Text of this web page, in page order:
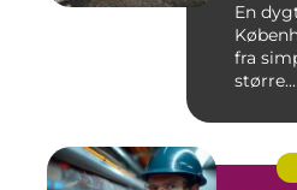
En
fra
større...